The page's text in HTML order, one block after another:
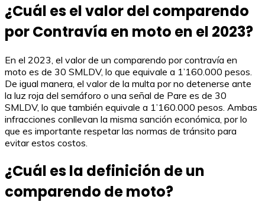
¿Cuál es el valor del comparendo
por Contravía en moto en el 2023?
En el 2023, el valor de un comparendo por contravía en
moto es de 30 SMLDV, lo que equivale a 1’160.000 pesos.
De igual manera, el valor de la multa por no detenerse ante
la luz roja del semáforo o una señal de Pare es de 30
SMLDV, lo que también equivale a 1’160.000 pesos. Ambas
infracciones conllevan la misma sanción económica, por lo
que es importante respetar las normas de tránsito para
evitar estos costos.
¿Cuál es la definición de un
comparendo de moto?